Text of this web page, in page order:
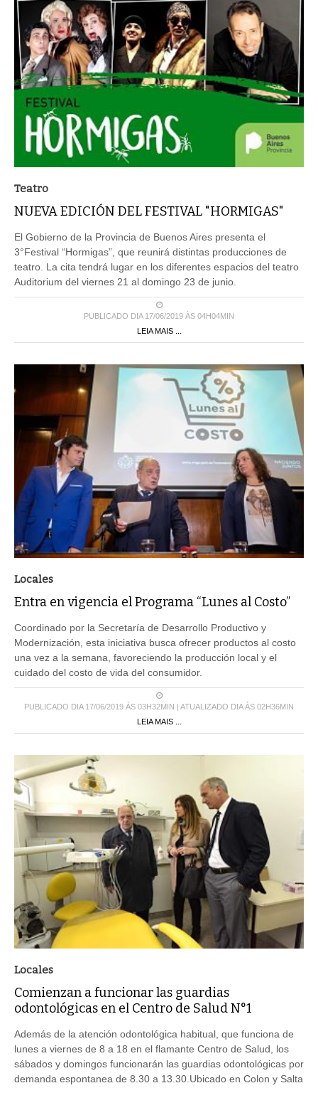
Teatro
NUEVA EDICIÓN DEL FESTIVAL "HORMIGAS"
El Gobierno de la Provincia de Buenos Aires presenta el
3°Festival “Hormigas”, que reunirá distintas producciones de
teatro. La cita tendrá lugar en los diferentes espacios del teatro
Auditorium del viernes 21 al domingo 23 de junio.
PUBLICADO DIA 17/06/2019 ÀS 04H04MIN
LEIA MAIS ...
Locales
Entra en vigencia el Programa “Lunes al Costo”
Coordinado por la Secretaría de Desarrollo Productivo y
Modernización, esta iniciativa busca ofrecer productos al costo
una vez a la semana, favoreciendo la producción local y el
cuidado del costo de vida del consumidor.
PUBLICADO DIA 17/06/2019 ÀS 03H32MIN | ATUALIZADO DIA ÀS 02H36MIN
LEIA MAIS ...
Locales
Comienzan a funcionar las guardias
odontológicas en el Centro de Salud N°1
Además de la atención odontológica habitual, que funciona de
lunes a viernes de 8 a 18 en el flamante Centro de Salud, los
sábados y domingos funcionarán las guardias odontológicas por
demanda espontanea de 8.30 a 13.30.Ubicado en Colon y Salta